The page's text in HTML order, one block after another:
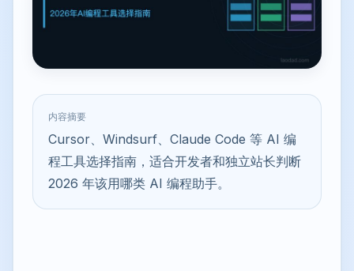
内容摘要
Cursor、Windsurf、Claude Code 等 AI 编
程工具选择指南，适合开发者和独立站长判断
2026 年该用哪类 AI 编程助手。